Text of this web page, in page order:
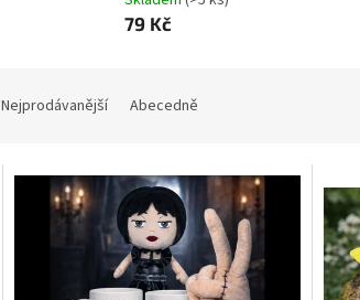
79 Kč
Nejprodávanější Abecedně